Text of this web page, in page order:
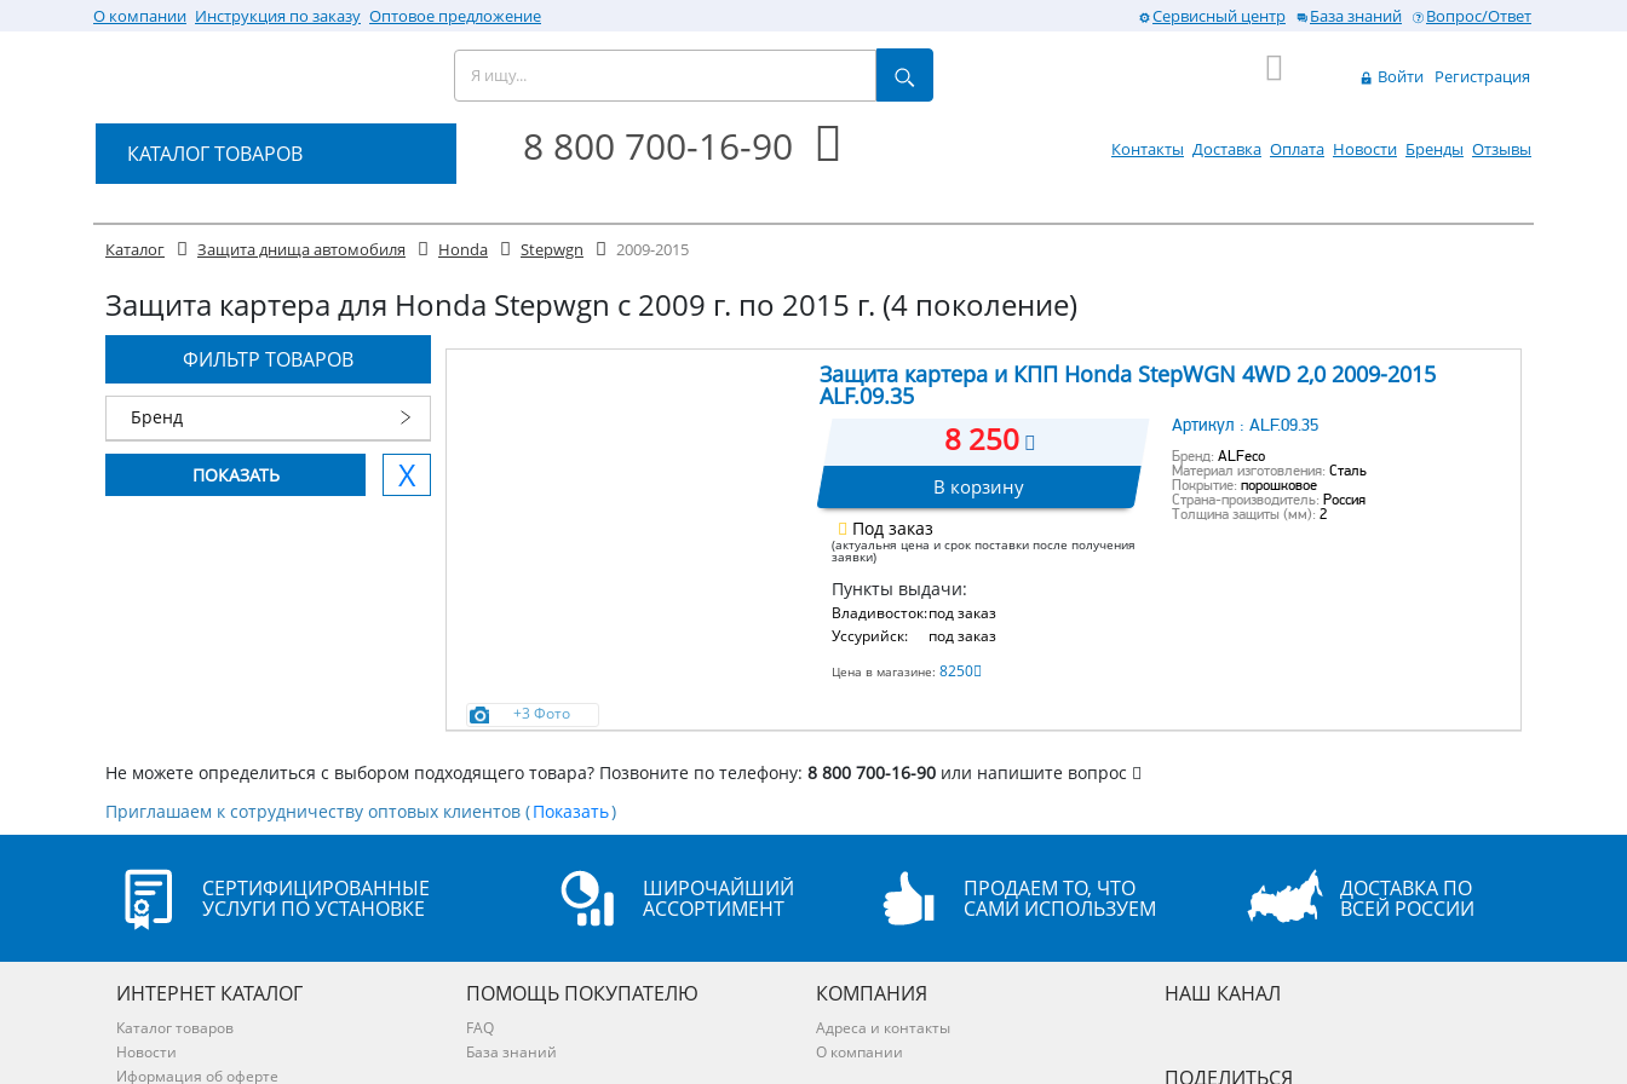
О компании Инструкция по заказу Оптовое предложение Сервисный центр База знаний Вопрос/Ответ
Войти Регистрация
КАТАЛОГ ТОВАРОВ 8 800 700-16-90 Контакты Доставка Оплата Новости Бренды Отзывы
Каталог Защита днища автомобиля Honda Stepwgn 2009-2015
Защита картера для Honda Stepwgn с 2009 г. по 2015 г. (4 поколение)
ФИЛЬТР ТОВАРОВ
Бренд
Защита картера и КПП Honda StepWGN 4WD 2,0 2009-2015
ALF.09.35
8 250
В корзину
Под заказ
(актуальня цена и срок поставки после получения
заявки)
Пункты выдачи:
Владивосток:под заказ
Уссурийск:
под заказ
Цена в магазине: 8250
Артикул : ALF.09.35
Бренд: ALFeco
Материал изготовления: Сталь
Покрытие: порошковое
Страна-производитель: Россия
Толщина защиты (мм): 2
+3 Фото
Не можете определиться с выбором подходящего товара? Позвоните по телефону: 8 800 700-16-90 или напишите вопрос
Приглашаем к сотрудничеству оптовых клиентов (
)
СЕРТИФИЦИРОВАННЫЕ
УСЛУГИ ПО УСТАНОВКЕ
ШИРОЧАЙШИЙ
АССОРТИМЕНТ
ПРОДАЕМ ТО, ЧТО
САМИ ИСПОЛЬЗУЕМ
ДОСТАВКА ПО
ВСЕЙ РОССИИ
ИНТЕРНЕТ КАТАЛОГ
Каталог товаров
Новости
Иформация об оферте
ПОМОЩЬ ПОКУПАТЕЛЮ
FAQ
База знаний
КОМПАНИЯ
Адреса и контакты
О компании
НАШ КАНАЛ
ПОДЕЛИТЬСЯ